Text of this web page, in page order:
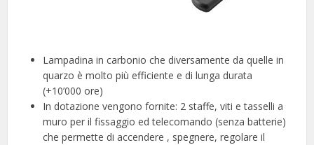
Lampadina in carbonio che diversamente da quelle in
quarzo è molto più efficiente e di lunga durata
(+10’000 ore)
In dotazione vengono fornite: 2 staffe, viti e tasselli a
muro per il fissaggio ed telecomando (senza batterie)
che permette di accendere , spegnere, regolare il